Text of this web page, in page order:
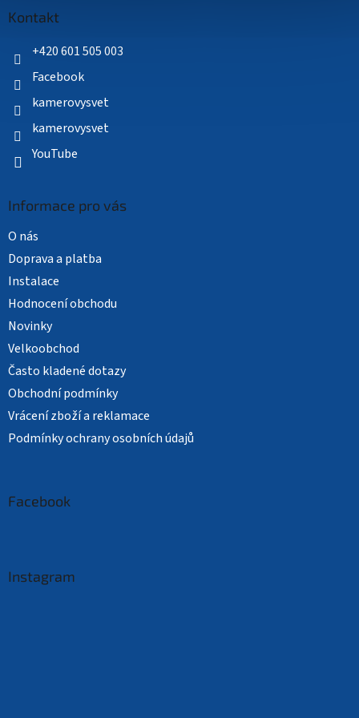
Kontakt
+420 601 505 003
Facebook
kamerovysvet
kamerovysvet
YouTube
Informace pro vás
O nás
Doprava a platba
Instalace
Hodnocení obchodu
Novinky
Velkoobchod
Často kladené dotazy
Obchodní podmínky
Vrácení zboží a reklamace
Podmínky ochrany osobních údajů
Facebook
Instagram